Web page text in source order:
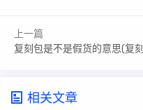
上一篇
复刻包是不是假货的意思(复刻包质量怎么样)
相关文章